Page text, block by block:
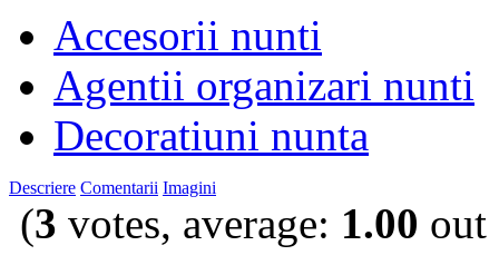
Accesorii nunti
Agentii organizari nunti
Decoratiuni nunta
Descriere Comentarii Imagini
(3 votes, average: 1.00 out